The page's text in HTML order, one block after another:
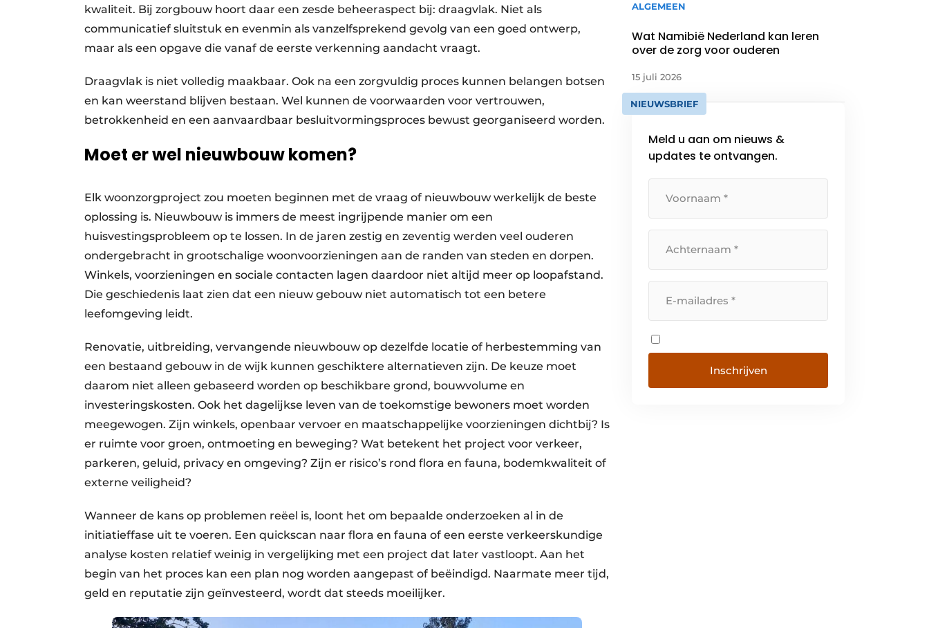
kwaliteit. Bij zorgbouw hoort daar een zesde beheeraspect bij: draagvlak. Niet als
communicatief sluitstuk en evenmin als vanzelfsprekend gevolg van een goed ontwerp,
maar als een opgave die vanaf de eerste verkenning aandacht vraagt.
Draagvlak is niet volledig maakbaar. Ook na een zorgvuldig proces kunnen belangen botsen
en kan weerstand blijven bestaan. Wel kunnen de voorwaarden voor vertrouwen,
betrokkenheid en een aanvaardbaar besluitvormingsproces bewust georganiseerd worden.
Moet er wel nieuwbouw komen?
Elk woonzorgproject zou moeten beginnen met de vraag of nieuwbouw werkelijk de beste
oplossing is. Nieuwbouw is immers de meest ingrijpende manier om een
huisvestingsprobleem op te lossen. In de jaren zestig en zeventig werden veel ouderen
ondergebracht in grootschalige woonvoorzieningen aan de randen van steden en dorpen.
Winkels, voorzieningen en sociale contacten lagen daardoor niet altijd meer op loopafstand.
Die geschiedenis laat zien dat een nieuw gebouw niet automatisch tot een betere
leefomgeving leidt.
Renovatie, uitbreiding, vervangende nieuwbouw op dezelfde locatie of herbestemming van
een bestaand gebouw in de wijk kunnen geschiktere alternatieven zijn. De keuze moet
daarom niet alleen gebaseerd worden op beschikbare grond, bouwvolume en
investeringskosten. Ook het dagelijkse leven van de toekomstige bewoners moet worden
meegewogen. Zijn winkels, openbaar vervoer en maatschappelijke voorzieningen dichtbij? Is
er ruimte voor groen, ontmoeting en beweging? Wat betekent het project voor verkeer,
parkeren, geluid, privacy en omgeving? Zijn er risico’s rond flora en fauna, bodemkwaliteit of
externe veiligheid?
Wanneer de kans op problemen reëel is, loont het om bepaalde onderzoeken al in de
initiatieffase uit te voeren. Een quickscan naar flora en fauna of een eerste verkeerskundige
analyse kosten relatief weinig in vergelijking met een project dat later vastloopt. Aan het
begin van het proces kan een plan nog worden aangepast of beëindigd. Naarmate meer tijd,
geld en reputatie zijn geïnvesteerd, wordt dat steeds moeilijker.
ALGEMEEN
Wat Namibië Nederland kan leren
over de zorg voor ouderen
15 juli 2026
NIEUWSBRIEF
Meld u aan om nieuws &
updates te ontvangen.